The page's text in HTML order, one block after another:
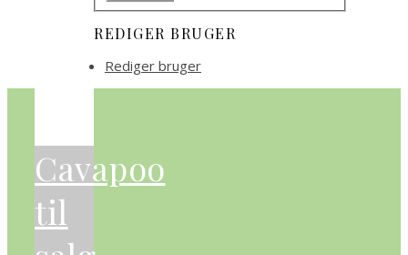
Cavapoo
til
REDIGER BRUGER
Rediger bruger